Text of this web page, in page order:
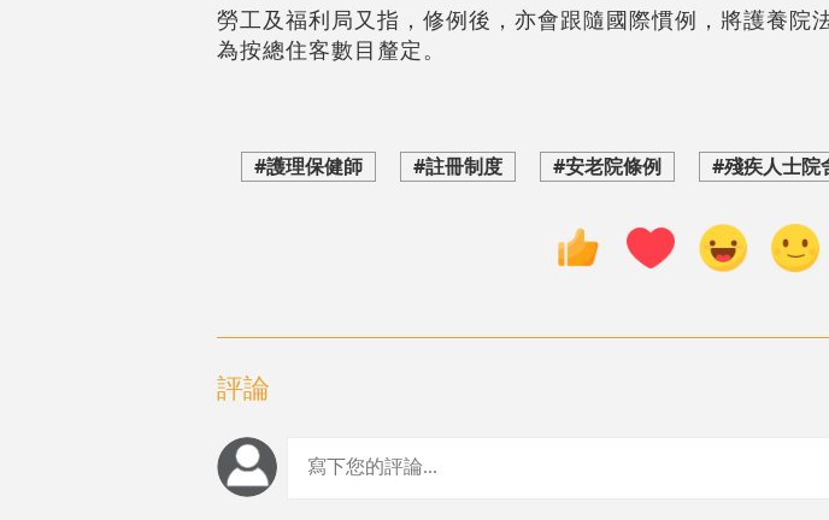
勞工及福利局又指，修例後，亦會跟隨國際慣例，將護養院
為按總住客數目釐定。
#護理保健師 #註冊制度 #安老院條例 #殘疾人士院
評論